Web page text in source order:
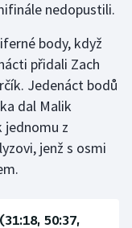
nedopustili.
body, když
přidali Zach
Jedenáct bodů
dal Malik
jednomu z
jenž s osmi
50:37,